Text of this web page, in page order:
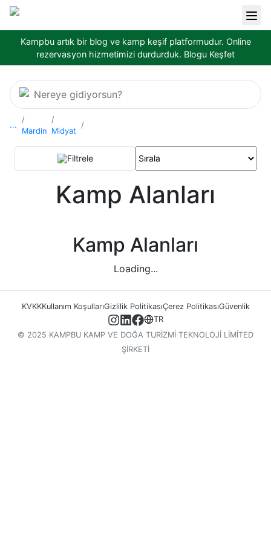
Kampbu artık bir blog ve kamp keşif platformudur. Online
rezervasyon hizmetimizi durdurduk. Blogu Keşfet
Nereye gidiyorsun?
...
Mardin Midyat
Filtrele
Kamp Alanları
Kamp Alanları
Loading...
KVKKKullanım KoşullarıGizlilik PolitikasıÇerez PolitikasıGüvenlik
TR
© 2025 KAMPBU KAMP VE DOĞA TURİZMİ TEKNOLOJİ LİMİTED
ŞİRKETİ